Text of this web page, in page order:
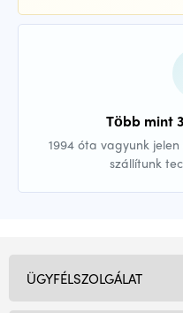
Több mint
1994 óta vagyunk
szállítunk
ÜGYFÉLSZOLGÁLAT